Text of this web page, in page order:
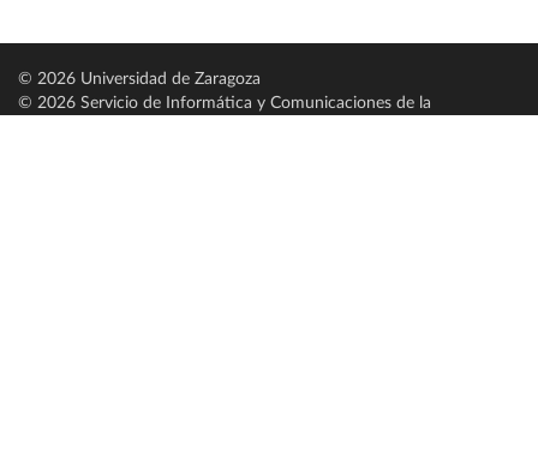
© 2026 Universidad de Zaragoza
© 2026 Servicio de Informática y Comunicaciones de la